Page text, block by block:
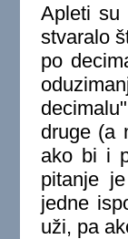
Apleti su
stvaralo
po
druge (a
ako bi i
pitanje
jedne
uži, pa